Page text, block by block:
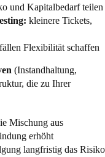
und Kapitalbedarf teilen
kleinere Tickets,
Flexibilität schaffen
(Instandhaltung,
die zu Ihrer
Mischung aus
erhöht
langfristig das Risiko